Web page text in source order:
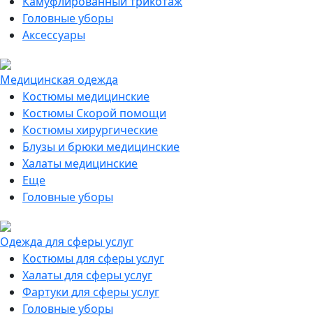
Головные уборы
Аксессуары
Медицинская одежда
Костюмы медицинские
Костюмы Скорой помощи
Костюмы хирургические
Блузы и брюки медицинские
Халаты медицинские
Еще
Головные уборы
Одежда для сферы услуг
Костюмы для сферы услуг
Халаты для сферы услуг
Фартуки для сферы услуг
Головные уборы